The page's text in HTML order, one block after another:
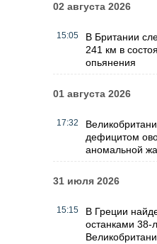
02 августа 2026
15:05
В Британии
241 км в
опьянения
01 августа 2026
17:32
дефицитом
аномальной
31 июля 2026
15:15
В Греции
останками 38-